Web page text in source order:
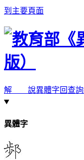
到主要頁面
解 說異體字回查
異體字